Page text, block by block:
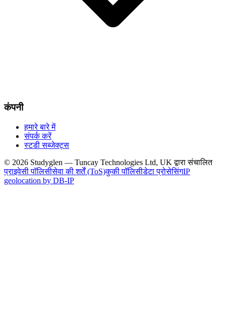
कंपनी
हमारे बारे में
संपर्क करें
स्टडी सब्जेक्ट्स
© 2026 Studyglen — Tuncay Technologies Ltd, UK द्वारा संचालित
प्राइवेसी पॉलिसीसेवा की शर्तें (ToS)कुकी पॉलिसीडेटा प्रोसेसिंगIP
geolocation by DB-IP